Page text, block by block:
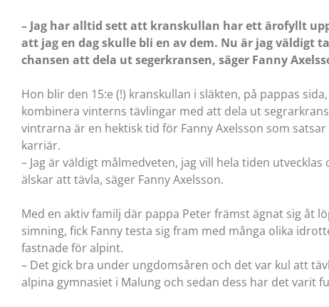
– Jag har alltid sett att kranskullan har ett ärofyllt
att jag en dag skulle bli en av dem. Nu är jag väldigt
chansen att dela ut segerkransen, säger Fanny
Hon blir den 15:e (!) kranskullan i släkten, på pappas
kombinera vinterns tävlingar med att dela ut
vintrarna är en hektisk tid för Fanny Axelsson som
karriär.
– Jag är väldigt målmedveten, jag vill hela tiden
älskar att tävla, säger Fanny Axelsson.
Med en aktiv familj där pappa Peter främst ägnat sig åt
simning, fick Fanny testa sig fram med många olika
fastnade för alpint.
– Det gick bra under ungdomsåren och det var kul att
alpina gymnasiet i Malung och sedan dess har det varit